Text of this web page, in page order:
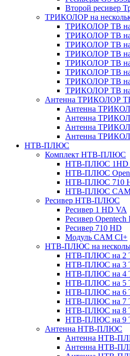
Второй ресивер
ТРИКОЛОР на
ТРИКОЛОР ТВ
ТРИКОЛОР ТВ
ТРИКОЛОР ТВ
ТРИКОЛОР ТВ
ТРИКОЛОР ТВ
ТРИКОЛОР ТВ
ТРИКОЛОР ТВ
ТРИКОЛОР ТВ
Антенна ТРИКОЛОР
Антенна
Антенна
Антенна
Антенна
НТВ-ПЛЮС
Комплект НТВ-ПЛЮС
НТВ-ПЛЮС 1HD
НТВ-ПЛЮС
НТВ-ПЛЮС 710
НТВ-ПЛЮС CAM
Ресивер НТВ-ПЛЮС
Ресивер 1 HD VA
Ресивер
Ресивер 710 HD
Модуль CAM CI+
НТВ-ПЛЮС на
НТВ-ПЛЮС на 2
НТВ-ПЛЮС на 3
НТВ-ПЛЮС на 4
НТВ-ПЛЮС на 5
НТВ-ПЛЮС на 6
НТВ-ПЛЮС на 7
НТВ-ПЛЮС на 8
НТВ-ПЛЮС на 9
Антенна НТВ-ПЛЮС
Антенна НТВ-
Антенна НТВ-